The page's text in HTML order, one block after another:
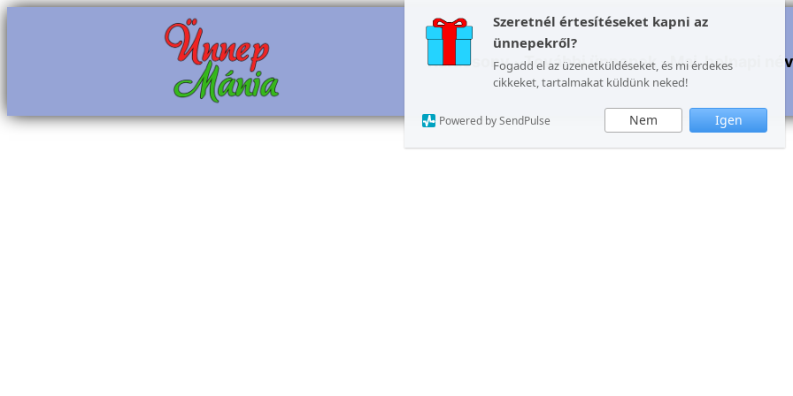
Szeretnél értesítéseket kapni az
ünnepekről?
Fogadd el az üzenetküldéseket, és mi érdekes
cikkeket, tartalmakat küldünk neked!
Nem Igen
Powered by SendPulse
Ugrás
Karácsony További ünnepek Mai, holnapi